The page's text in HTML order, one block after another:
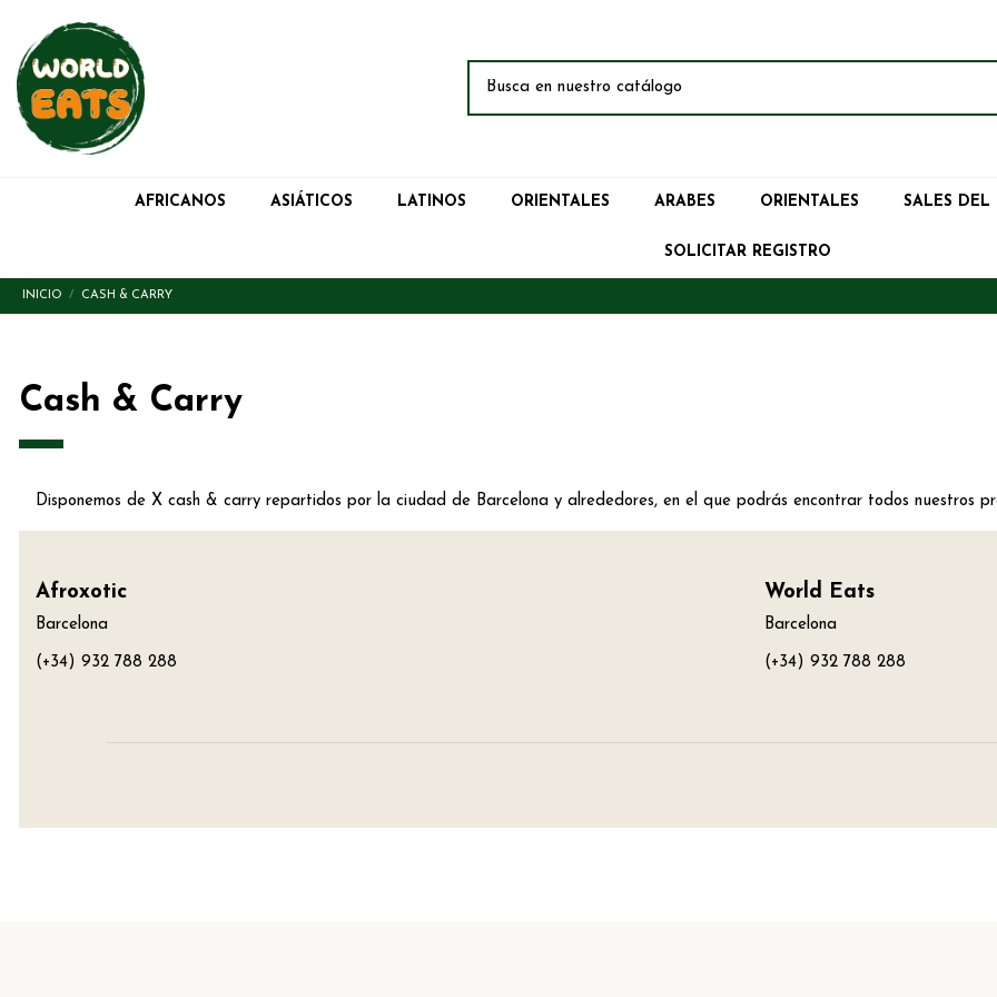
AFRICANOS ASIÁTICOS LATINOS ORIENTALES ARABES ORIENTALES SALES DEL
SOLICITAR REGISTRO
INICIO CASH & CARRY
Cash & Carry
Disponemos de X cash & carry repartidos por la ciudad de Barcelona y alrededores, en el que podrás encontrar todos nuestros
Afroxotic
Barcelona
(+34) 932 788 288
World Eats
Barcelona
(+34) 932 788 288